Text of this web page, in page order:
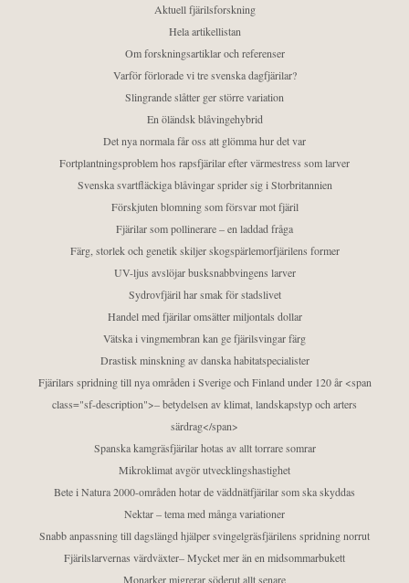
Aktuell fjärilsforskning
Hela artikellistan
Om forskningsartiklar och referenser
Varför förlorade vi tre svenska dagfjärilar?
Slingrande slåtter ger större variation
En öländsk blåvingehybrid
Det nya normala får oss att glömma hur det var
Fortplantningsproblem hos rapsfjärilar efter värmestress som larver
Svenska svartfläckiga blåvingar sprider sig i Storbritannien
Förskjuten blomning som försvar mot fjäril
Fjärilar som pollinerare – en laddad fråga
Färg, storlek och genetik skiljer skogspärlemorfjärilens former
UV-ljus avslöjar busksnabbvingens larver
Sydrovfjäril har smak för stadslivet
Handel med fjärilar omsätter miljontals dollar
Vätska i vingmembran kan ge fjärilsvingar färg
Drastisk minskning av danska habitatspecialister
Fjärilars spridning till nya områden i Sverige och Finland under 120 år <span
class="sf-description">– betydelsen av klimat, landskapstyp och arters
särdrag</span>
Spanska kamgräsfjärilar hotas av allt torrare somrar
Mikroklimat avgör utvecklingshastighet
Bete i Natura 2000-områden hotar de väddnätfjärilar som ska skyddas
Nektar – tema med många variationer
Snabb anpassning till dagslängd hjälper svingelgräsfjärilens spridning norrut
Fjärilslarvernas värdväxter– Mycket mer än en midsommarbukett
Monarker migrerar söderut allt senare